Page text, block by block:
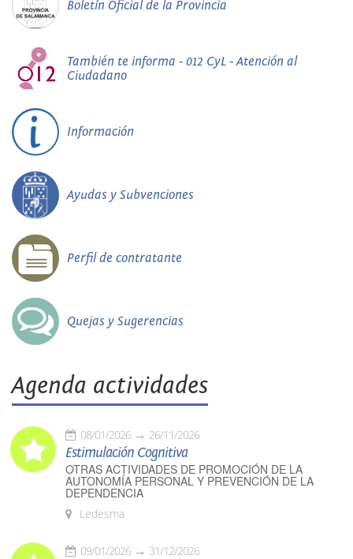
Boletín Oficial de la Provincia
También te informa - 012 CyL - Atención al
Ciudadano
Información
Ayudas y Subvenciones
Perfil de contratante
Quejas y Sugerencias
Agenda actividades
08/01/2026 26/11/2026
Estimulación Cognitiva
OTRAS ACTIVIDADES DE PROMOCIÓN DE LA
AUTONOMÍA PERSONAL Y PREVENCIÓN DE LA
DEPENDENCIA
Ledesma
09/01/2026 31/12/2026